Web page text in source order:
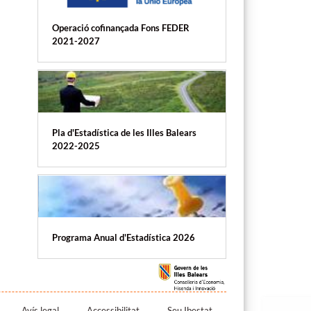
Operació cofinançada Fons FEDER
2021-2027
Pla d'Estadística de les Illes Balears
2022-2025
Programa Anual d'Estadística 2026